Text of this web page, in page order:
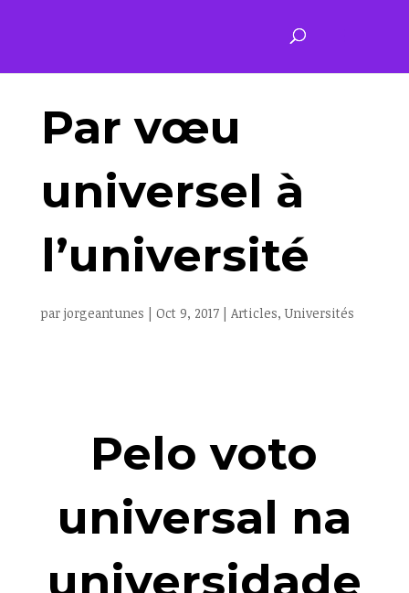
Par vœu
universel à
l’université
par jorgeantunes | Oct 9, 2017| Articles, Universités
Pelo voto
universal na
universidade